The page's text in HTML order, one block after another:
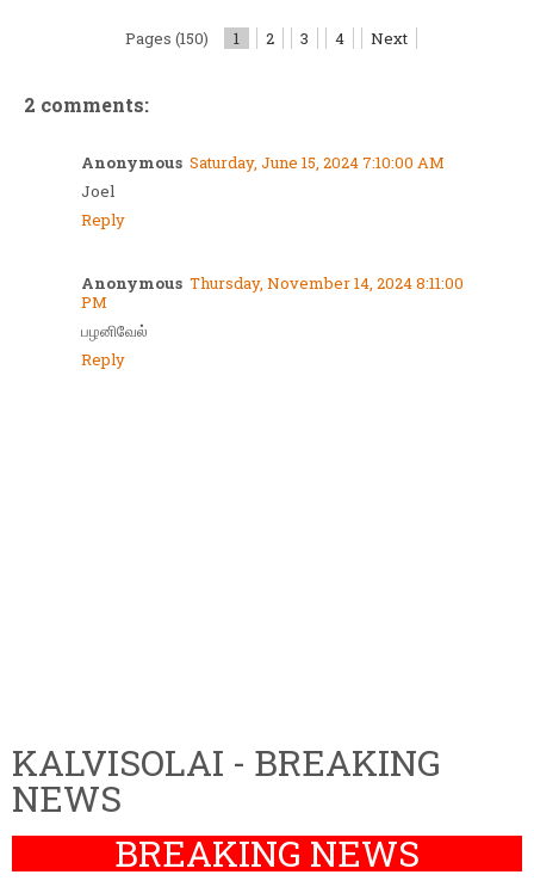
Pages (150) 1 2 3 4 Next
2 comments:
Anonymous Saturday, June 15, 2024 7:10:00 AM
Joel
Reply
Anonymous Thursday, November 14, 2024 8:11:00
PM
பழனிவேல்
Reply
KALVISOLAI - BREAKING
NEWS
BREAKING NEWS